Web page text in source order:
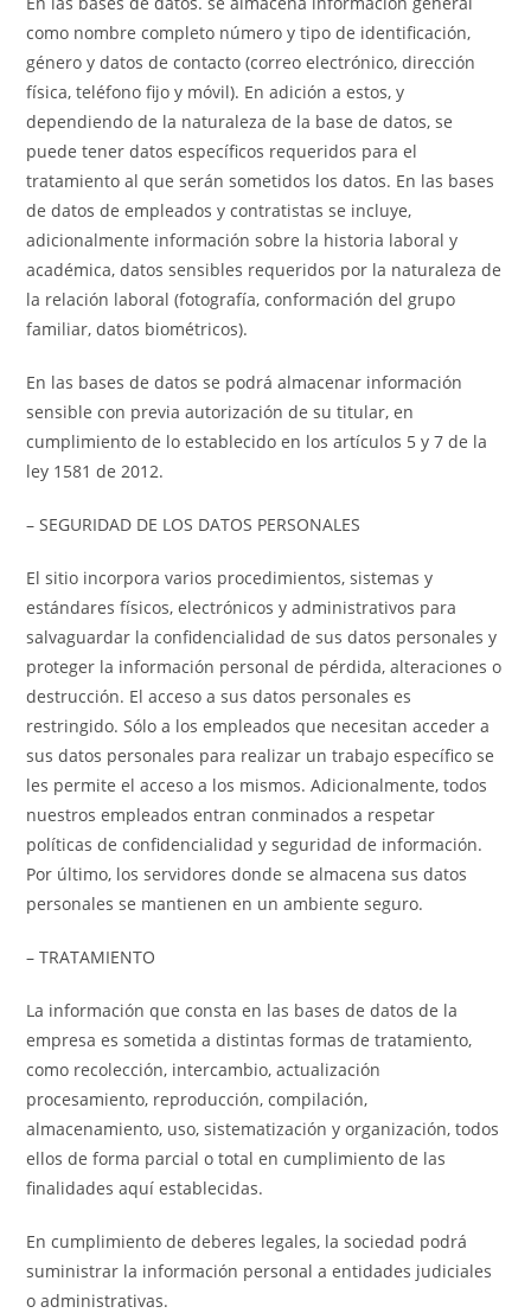
como nombre completo número y tipo de identificación,
género y datos de contacto (correo electrónico, dirección
física, teléfono fijo y móvil). En adición a estos, y
dependiendo de la naturaleza de la base de datos, se
puede tener datos específicos requeridos para el
tratamiento al que serán sometidos los datos. En las bases
de datos de empleados y contratistas se incluye,
adicionalmente información sobre la historia laboral y
académica, datos sensibles requeridos por la naturaleza de
la relación laboral (fotografía, conformación del grupo
familiar, datos biométricos).
En las bases de datos se podrá almacenar información
sensible con previa autorización de su titular, en
cumplimiento de lo establecido en los artículos 5 y 7 de la
ley 1581 de 2012.
– SEGURIDAD DE LOS DATOS PERSONALES
El sitio incorpora varios procedimientos, sistemas y
estándares físicos, electrónicos y administrativos para
salvaguardar la confidencialidad de sus datos personales y
proteger la información personal de pérdida, alteraciones o
destrucción. El acceso a sus datos personales es
restringido. Sólo a los empleados que necesitan acceder a
sus datos personales para realizar un trabajo específico se
les permite el acceso a los mismos. Adicionalmente, todos
nuestros empleados entran conminados a respetar
políticas de confidencialidad y seguridad de información.
Por último, los servidores donde se almacena sus datos
personales se mantienen en un ambiente seguro.
– TRATAMIENTO
La información que consta en las bases de datos de la
empresa es sometida a distintas formas de tratamiento,
como recolección, intercambio, actualización
procesamiento, reproducción, compilación,
almacenamiento, uso, sistematización y organización, todos
ellos de forma parcial o total en cumplimiento de las
finalidades aquí establecidas.
En cumplimiento de deberes legales, la sociedad podrá
suministrar la información personal a entidades judiciales
o administrativas.